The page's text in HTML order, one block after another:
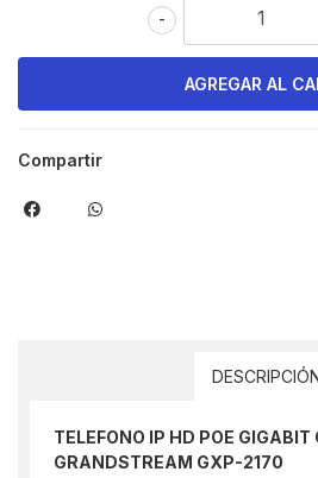
-
Compartir
TELEFONO IP HD POE GIGABIT
GRANDSTREAM GXP-2170